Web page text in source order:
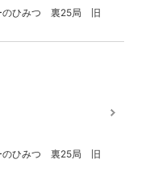
のひみつ 裏25局 旧
のひみつ 裏25局 旧